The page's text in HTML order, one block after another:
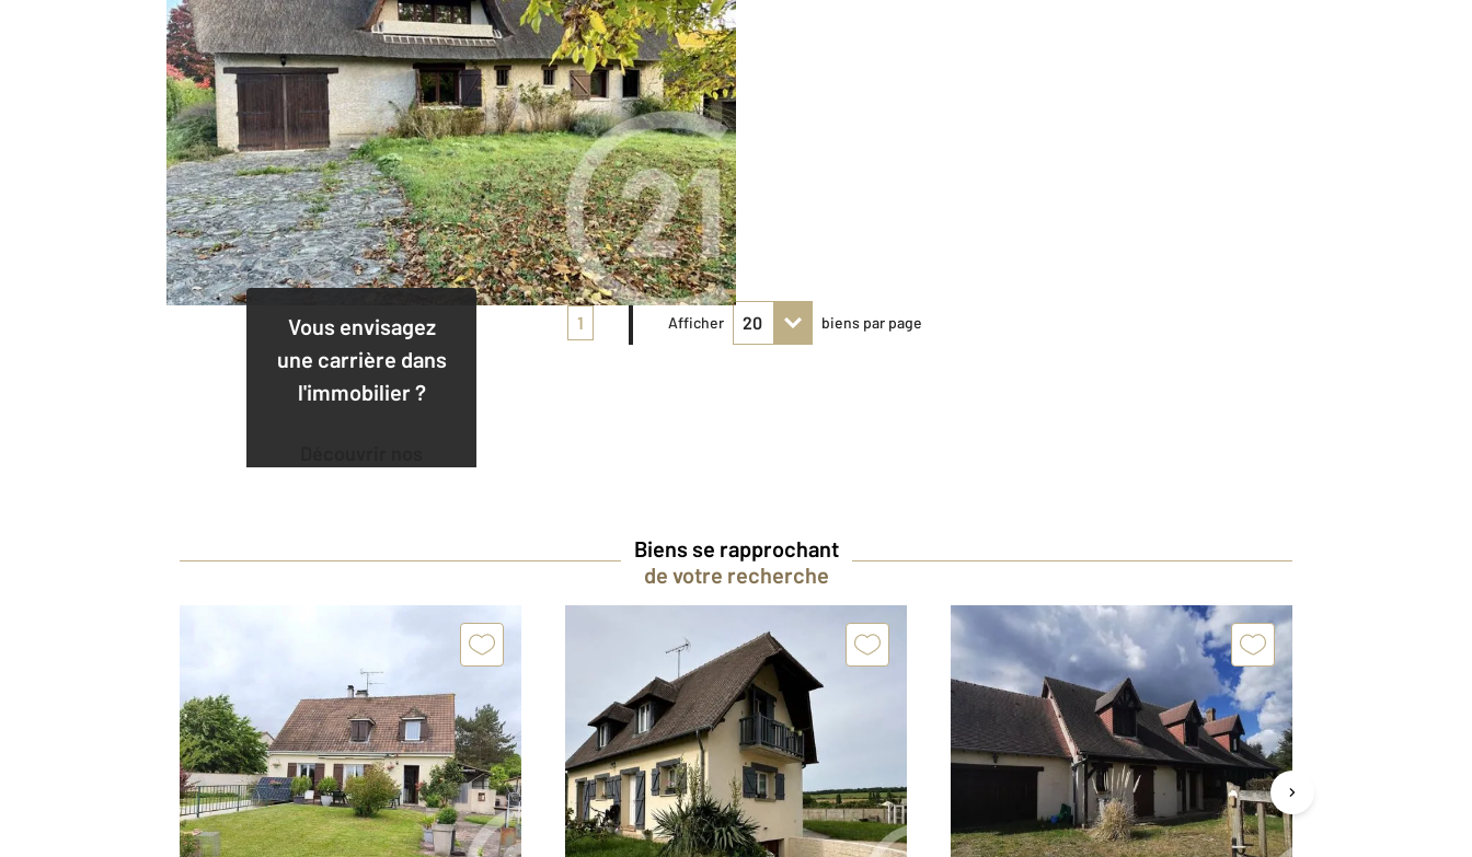
Vous envisagez
une carrière dans
l'immobilier ?
1 Afficher biens par page
Biens se rapprochant
de votre recherche